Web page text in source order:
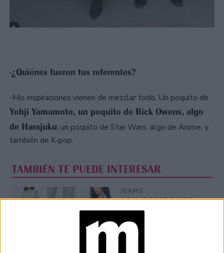
-¿Quiénes fueron tus referentes?
-Mis inspiraciones vienen de mezclar todo. Un poquito de
Yohji Yamamoto, un poquito de Rick Owens, algo
de Harajuku, un poquito de Star Wars, algo de Anime, y
también de K-pop.
TAMBIÉN TE PUEDE INTERESAR
JEANS
ACAMPANADOS DE
REGRESO: IDEAS DE
BÁSICOS